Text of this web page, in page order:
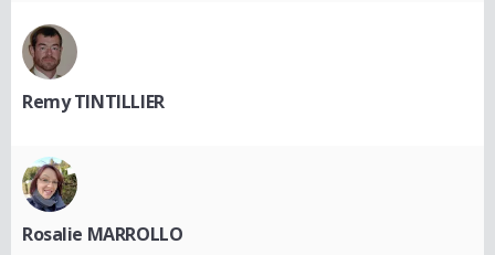
Remy TINTILLIER
Rosalie MARROLLO